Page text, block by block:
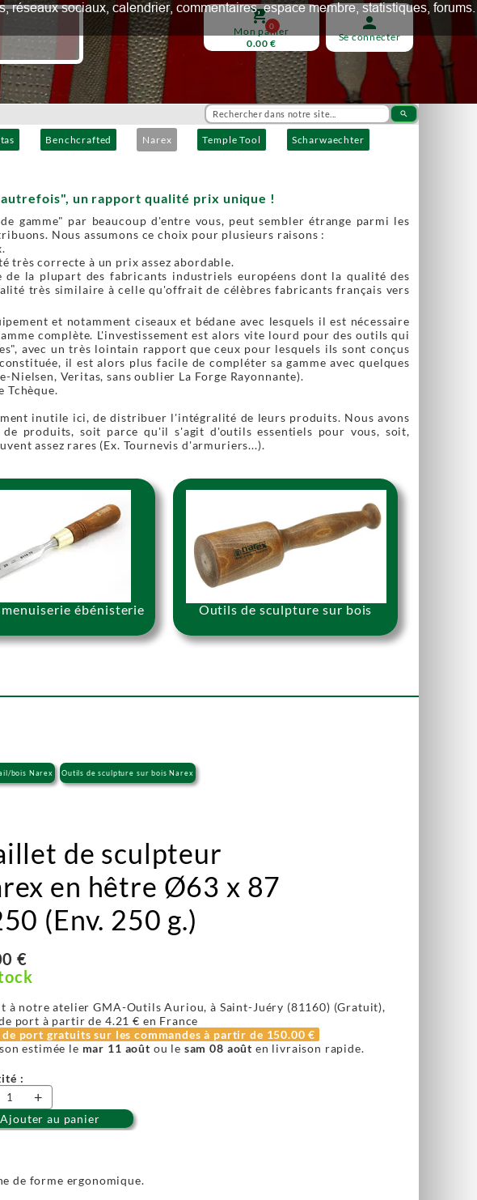
search
Benchcrafted Narex Temple Tool
Scharwaechter
person
Se connecter
shopping_cart
0
Mon panier
0.00 €
un rapport qualité prix unique !
gamme" par beaucoup d'entre vous, peut sembler étrange parmi les
Nous assumons ce choix pour plusieurs raisons :
très correcte à un prix assez abordable.
la plupart des fabricants industriels européens dont la qualité des
très similaire à celle qu'offrait de célèbres fabricants français vers
et notamment ciseaux et bédane avec lesquels il est nécessaire
complète. L'investissement est alors vite lourd pour des outils qui
avec un très lointain rapport que ceux pour lesquels ils sont conçus
il est alors plus facile de compléter sa gamme avec quelques
Veritas, sans oublier La Forge Rayonnante).
Tchèque.
inutile ici, de distribuer l'intégralité de leurs produits. Nous avons
de produits, soit parce qu'il s'agit d'outils essentiels pour vous, soit,
assez rares (Ex. Tournevis d'armuriers...).
ébénisterie Outils de sculpture sur bois
bois Narex Outils de sculpture sur bois Narex
de sculpteur
en hêtre Ø63 x 87
(Env. 250 g.)
€
à notre atelier GMA-Outils Auriou, à Saint-Juéry (81160) (Gratuit),
port à partir de 4.21 € en France
de port gratuits sur les commandes à partir de 150.00 €
estimée le mar 11 août ou le sam 08 août en livraison rapide.
:
+
Ajouter au panier
de forme ergonomique.
sociaux, calendrier, commentaires, espace membre, statistiques, forums.